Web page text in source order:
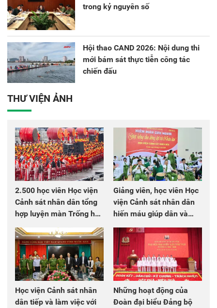
trong kỷ nguyên số
Hội thao CAND 2026: Nội dung thi
mới bám sát thực tiễn công tác
chiến đấu
THƯ VIỆN ẢNH
2.500 học viên Học viện
Cảnh sát nhân dân tổng
hợp luyện màn Trống hội
Giảng viên, học viên Học
viện Cảnh sát nhân dân
hiến máu giúp dân và
Học viện Cảnh sát nhân
dân tiếp và làm việc với
Những hoạt động của
Đoàn đại biểu Đảng bộ